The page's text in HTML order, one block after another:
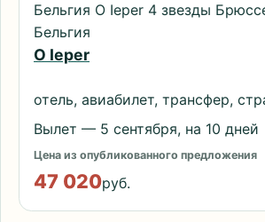
Бельгия O Ieper 4 звезды
Бельгия
O Ieper
отель, авиабилет, трансфер,
Вылет — 5 сентября, на 10 дней
Цена из опубликованного предложения
47 020руб.